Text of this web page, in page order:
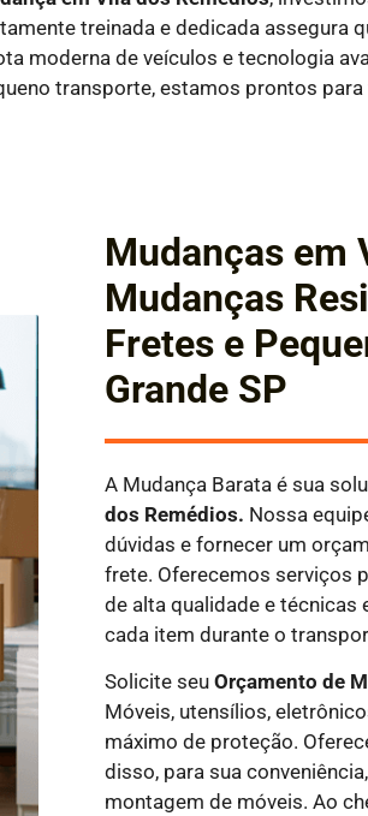
treinada e dedicada assegura
moderna de veículos e tecnologia
transporte, estamos prontos
Mudanças em
Mudanças
Fretes e
Grande SP
A Mudança Barata é sua
dos Remédios. Nossa
dúvidas e fornecer um
frete. Oferecemos serviços
de alta qualidade e técnicas
cada item durante o
Solicite seuOrçamento de
Móveis, utensílios,
máximo de proteção.
disso, para sua
montagem de móveis. Ao